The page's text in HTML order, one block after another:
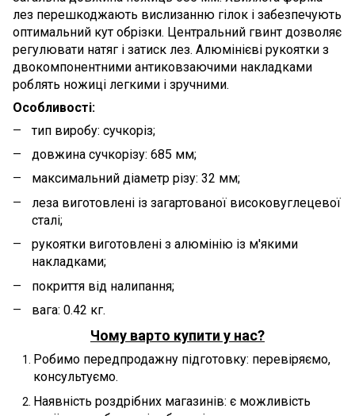
лез перешкоджають вислизанню гілок і забезпечують
оптимальний кут обрізки. Центральний гвинт дозволяє
регулювати натяг і затиск лез. Алюмінієві рукоятки з
двокомпонентними антиковзаючими накладками
роблять ножиці легкими і зручними.
Особливості:
тип виробу: сучкоріз;
довжина сучкорізу: 685 мм;
максимальний діаметр різу: 32 мм;
леза виготовлені із загартованої високовуглецевої
сталі;
рукоятки виготовлені з алюмінію із м'якими
накладками;
покриття від налипання;
вага: 0.42 кг.
Чому варто купити у нас?
Робимо передпродажну підготовку: перевіряємо,
консультуємо.
Наявність роздрібних магазинів: є можливість